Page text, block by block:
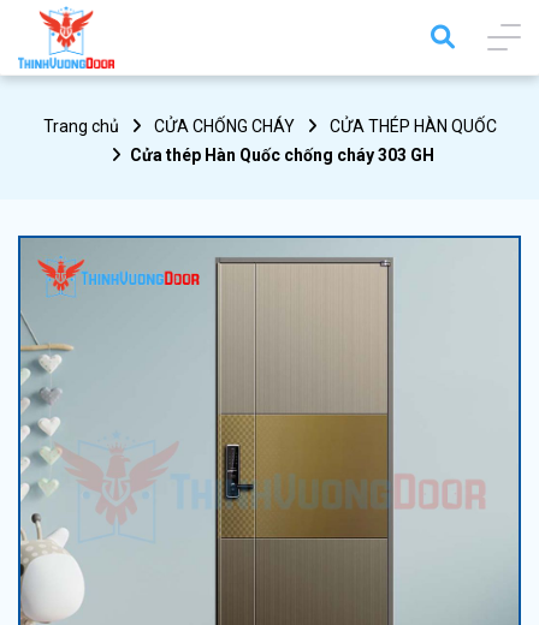
Trang chủ CỬA CHỐNG CHÁY
CỬA THÉP HÀN QUỐC
Cửa thép Hàn Quốc chống cháy 303 GH